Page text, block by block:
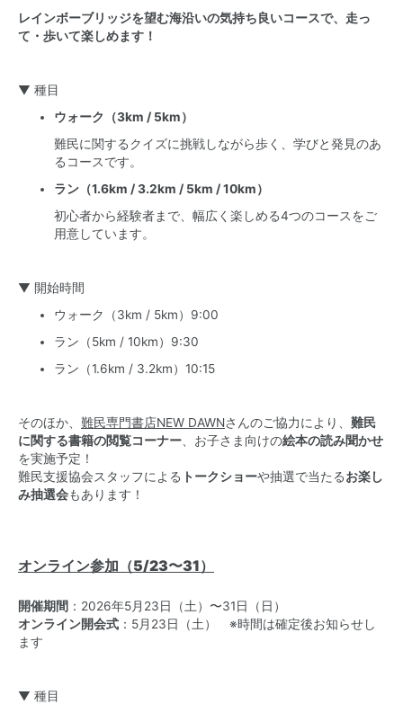
レインボーブリッジを望む海沿いの気持ち良いコースで、走っ
て・歩いて楽しめます！
▼ 種目
ウォーク（3km / 5km）
難民に関するクイズに挑戦しながら歩く、学びと発見のあ
るコースです。
ラン（1.6km / 3.2km / 5km / 10km）
初心者から経験者まで、幅広く楽しめる4つのコースをご
用意しています。
▼ 開始時間
ウォーク（3km / 5km）9:00
ラン（5km / 10km）9:30
ラン（1.6km / 3.2km）10:15
そのほか、 難民専門書店NEW DAWNさんのご協力により、 難民
に関する書籍の閲覧コーナー 、お子さま向けの絵本の読み聞かせ
を実施予定！
難民支援協会スタッフによる トークショーや抽選で当たるお楽し
み抽選会もあります！
オンライン参加（5/23〜31）
開催期間 ：2026年5月23日（土）〜31日（日）
オンライン開会式 ：5月23日（土） ※時間は確定後お知らせし
ます
▼ 種目